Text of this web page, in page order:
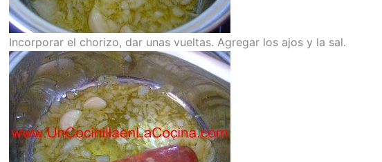
Incorporar el chorizo, dar unas vueltas. Agregar los ajos y la sal.